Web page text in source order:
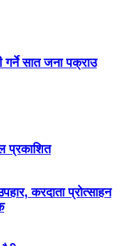
गर्ने सात जना पक्राउ
प्रकाशित
करदाता प्रोत्साहन